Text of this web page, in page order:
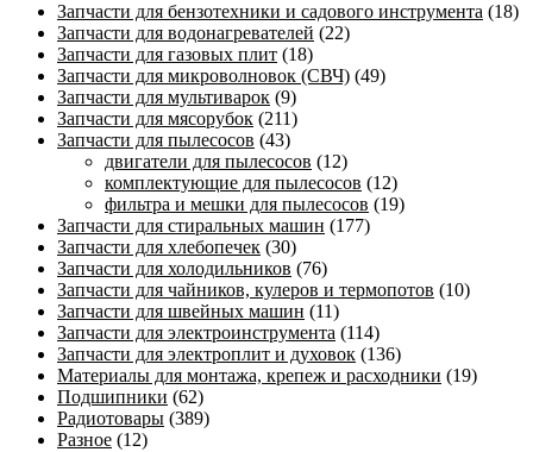
Запчасти для бензотехники и садового инструмента (18)
Запчасти для водонагревателей (22)
Запчасти для газовых плит (18)
Запчасти для микроволновок (СВЧ) (49)
Запчасти для мультиварок (9)
Запчасти для мясорубок (211)
Запчасти для пылесосов (43)
двигатели для пылесосов (12)
комплектующие для пылесосов (12)
фильтра и мешки для пылесосов (19)
Запчасти для стиральных машин (177)
Запчасти для хлебопечек (30)
Запчасти для холодильников (76)
Запчасти для чайников, кулеров и термопотов (10)
Запчасти для швейных машин (11)
Запчасти для электроинструмента (114)
Запчасти для электроплит и духовок (136)
Материалы для монтажа, крепеж и расходники (19)
Подшипники (62)
Радиотовары (389)
Разное (12)